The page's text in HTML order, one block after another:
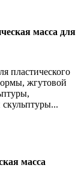
масса для
пластического
жгутовой
масса